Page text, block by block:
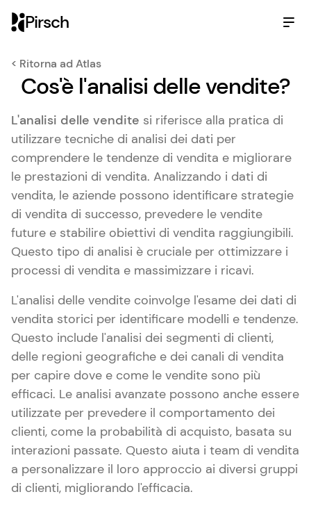
Pirsch
< Ritorna ad Atlas
Cos'è l'analisi delle vendite?
L'analisi delle vendite si riferisce alla pratica di
utilizzare tecniche di analisi dei dati per
comprendere le tendenze di vendita e migliorare
le prestazioni di vendita. Analizzando i dati di
vendita, le aziende possono identificare strategie
di vendita di successo, prevedere le vendite
future e stabilire obiettivi di vendita raggiungibili.
Questo tipo di analisi è cruciale per ottimizzare i
processi di vendita e massimizzare i ricavi.
L'analisi delle vendite coinvolge l'esame dei dati di
vendita storici per identificare modelli e tendenze.
Questo include l'analisi dei segmenti di clienti,
delle regioni geografiche e dei canali di vendita
per capire dove e come le vendite sono più
efficaci. Le analisi avanzate possono anche essere
utilizzate per prevedere il comportamento dei
clienti, come la probabilità di acquisto, basata su
interazioni passate. Questo aiuta i team di vendita
a personalizzare il loro approccio ai diversi gruppi
di clienti, migliorando l'efficacia.